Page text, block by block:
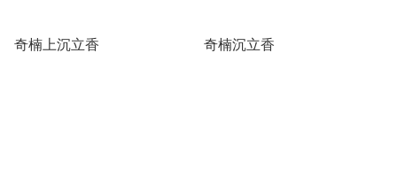
奇楠上沉立香 奇楠沉立香